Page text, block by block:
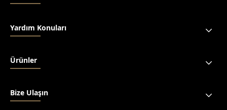
Yardım Konuları
Ürünler
Bize Ulaşın